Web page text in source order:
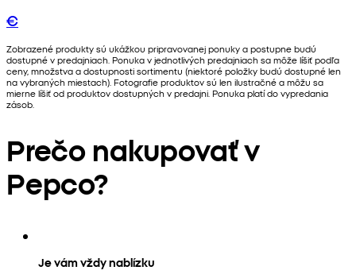
€
Zobrazené produkty sú ukážkou pripravovanej ponuky a postupne budú
dostupné v predajniach. Ponuka v jednotlivých predajniach sa môže líšiť podľa
ceny, množstva a dostupnosti sortimentu (niektoré položky budú dostupné len
na vybraných miestach). Fotografie produktov sú len ilustračné a môžu sa
mierne líšiť od produktov dostupných v predajni. Ponuka platí do vypredania
zásob.
Prečo nakupovať v
Pepco?
Je vám vždy nablízku